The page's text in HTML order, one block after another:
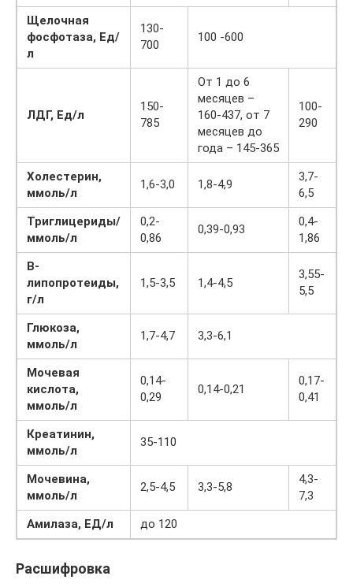
Щелочная
фосфотаза, Ед/
л
130-
700
100 -600
ЛДГ, Ед/л
150-
785
От 1 до 6
месяцев –
160-437, от 7
месяцев до
года – 145-365
100-
290
Холестерин,
ммоль/л
1,6-3,0 1,8-4,9
3,7-
6,5
Триглицериды/
ммоль/л
0,2-
0,86
0,39-0,93
0,4-
1,86
В-
липопротеиды,
г/л
1,5-3,5 1,4-4,5
3,55-
5,5
Глюкоза,
ммоль/л
1,7-4,7 3,3-6,1
Мочевая
кислота,
ммоль/л
0,14-
0,29
0,14-0,21
0,17-
0,41
Креатинин,
ммоль/л
35-110
Мочевина,
ммоль/л
2,5-4,5 3,3-5,8
4,3-
7,3
Амилаза, ЕД/л
до 120
Расшифровка